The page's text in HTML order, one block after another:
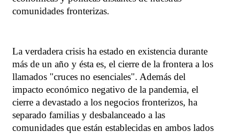
comunidades fronterizas.
La verdadera crisis ha estado en existencia durante
más de un año y ésta es, el cierre de la frontera a los
llamados "cruces no esenciales". Además del
impacto económico negativo de la pandemia, el
cierre a devastado a los negocios fronterizos, ha
separado familias y desbalanceado a las
comunidades que están establecidas en ambos lados